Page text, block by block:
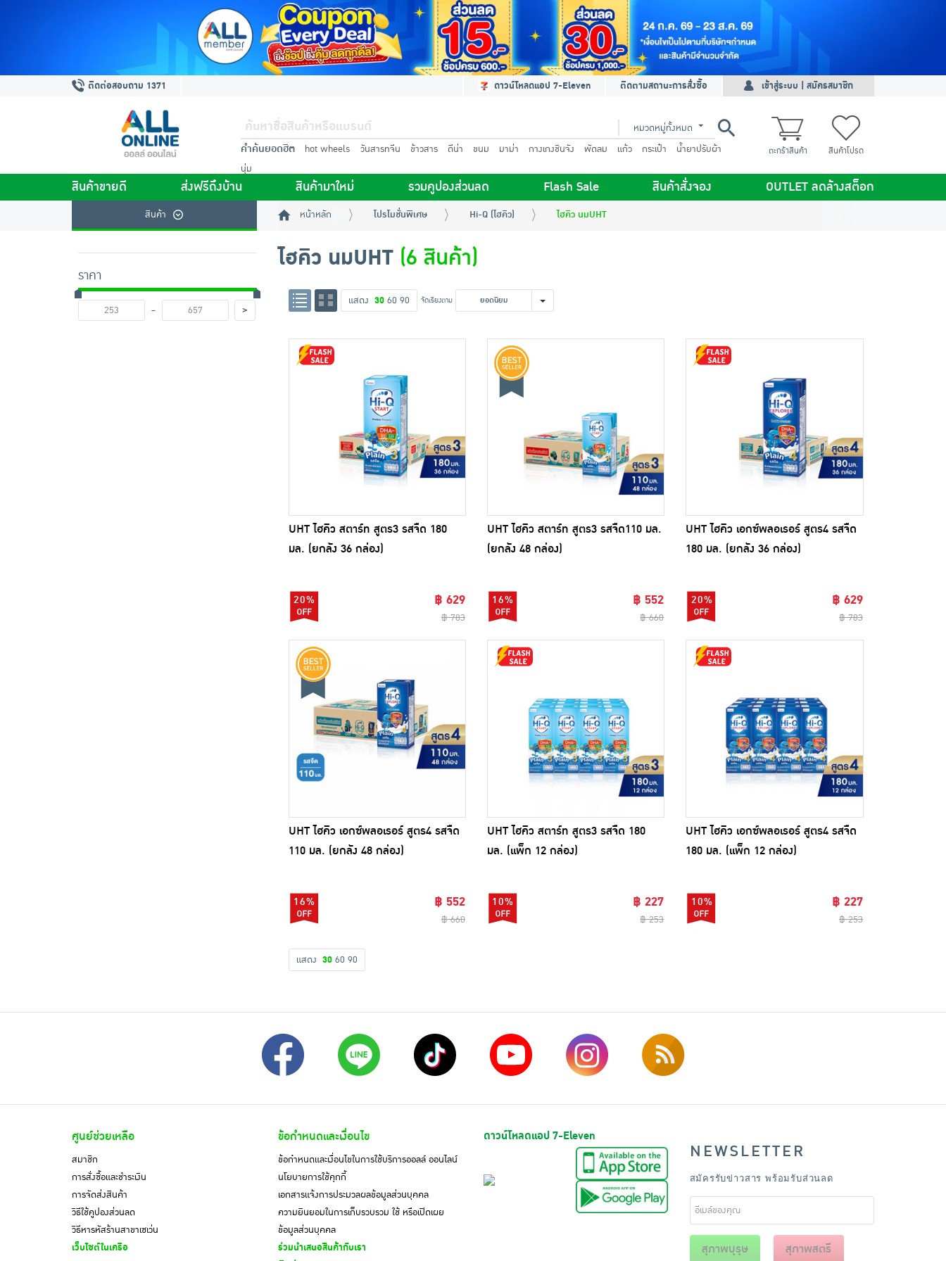
ติดต่อสอบถาม 1371 ดาวน์โหลดแอป 7-Eleven ติดตามสถานะการสั่งซื้อ เข้าสู่ระบบ | สมัครสมาชิก
หมวดหมู่ทั้งหมด
คำค้นยอดฮิต hot wheels วันสารทจีน ข้าวสาร ดีน่า ขนม มาม่า กางเกงชินจัง พัดลม แก้ว กระเป๋า
น้ำยาปรับผ้า
นุ่ม
ตะกร้าสินค้า สินค้าโปรด
สินค้าขายดี ส่งฟรีถึงบ้าน สินค้ามาใหม่ รวมคูปองส่วนลด Flash Sale สินค้าสั่งจอง OUTLET ลดล้างสต็อก
สินค้า หน้าหลัก โปรโมชั่นพิเศษ Hi-Q (ไฮคิว) ไฮคิว นมUHT
ราคา
-
>
ไฮคิว นมUHT(6 สินค้า)
แสดง 30 60 90 จัดเรียงตาม ยอดนิยม
UHT ไฮคิว สตาร์ท สูตร3 รสจืด 180
มล. (ยกลัง 36 กล่อง)
20% ฿ 629
฿ 783
UHT ไฮคิว สตาร์ท สูตร3 รสจืด110 มล.
(ยกลัง 48 กล่อง)
16% ฿ 552
฿ 660
UHT ไฮคิว เอกซ์พลอเรอร์ สูตร4 รสจืด
180 มล. (ยกลัง 36 กล่อง)
20% ฿ 629
฿ 783
UHT ไฮคิว เอกซ์พลอเรอร์ สูตร4 รสจืด
110 มล. (ยกลัง 48 กล่อง)
16% ฿ 552
฿ 660
UHT ไฮคิว สตาร์ท สูตร3 รสจืด 180
มล. (แพ็ก 12 กล่อง)
10% ฿ 227
฿ 253
UHT ไฮคิว เอกซ์พลอเรอร์ สูตร4 รสจืด
180 มล. (แพ็ก 12 กล่อง)
10% ฿ 227
฿ 253
แสดง 30 60 90
ศูนย์ช่วยเหลือ
สมาชิก
การสั่งซื้อและชำระเงิน
การจัดส่งสินค้า
วิธีใช้คูปองส่วนลด
วิธีหารหัสร้านสาขาเซเว่น
เว็บไซต์ในเครือ
ข้อกำหนดและเงื่อนไข
ข้อกำหนดและเงื่อนไขในการใช้บริการออลล์ ออนไลน์
นโยบายการใช้คุกกี้
เอกสารแจ้งการประมวลผลข้อมูลส่วนบุคคล
ความยินยอมในการเก็บรวบรวม ใช้ หรือเปิดเผย
ข้อมูลส่วนบุคคล
ร่วมนำเสนอสินค้ากับเรา
ดาวน์โหลดแอป 7-Eleven
NEWSLETTER
สมัครรับข่าวสาร พร้อมรับส่วนลด
สุภาพบุรุษ สุภาพสตรี